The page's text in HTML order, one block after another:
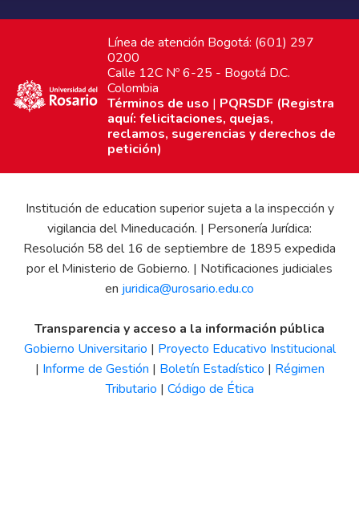
Línea de atención Bogotá: (601) 297
0200
Calle 12C Nº 6-25 - Bogotá D.C.
Colombia
Términos de uso | PQRSDF (Registra
aquí: felicitaciones, quejas,
reclamos, sugerencias y derechos de
petición)
Institución de education superior sujeta a la inspección y
vigilancia del Mineducación. | Personería Jurídica:
Resolución 58 del 16 de septiembre de 1895 expedida
por el Ministerio de Gobierno. | Notificaciones judiciales
en juridica@urosario.edu.co
Transparencia y acceso a la información pública
Gobierno Universitario | Proyecto Educativo Institucional
| Informe de Gestión | Boletín Estadístico | Régimen
Tributario | Código de Ética